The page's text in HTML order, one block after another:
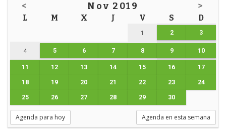
< Nov 2019 >
L M X J V S D
1 2 3
4 5 6 7 8 9 10
11 12 13 14 15 16 17
18 19 20 21 22 23 24
25 26 27 28 29 30
Agenda para hoy Agenda en esta semana